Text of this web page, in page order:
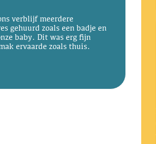
verblijf meerdere
gehuurd zoals een badje en
baby. Dit was erg fijn
ervaarde zoals thuis.